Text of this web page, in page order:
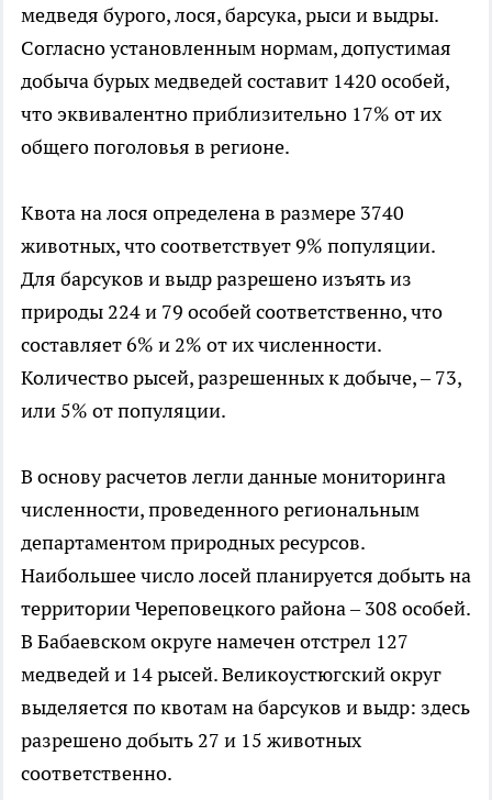
медведя бурого, лося, барсука, рыси и выдры.
Согласно установленным нормам, допустимая
добыча бурых медведей составит 1420 особей,
что эквивалентно приблизительно 17% от их
общего поголовья в регионе.
Квота на лося определена в размере 3740
животных, что соответствует 9% популяции.
Для барсуков и выдр разрешено изъять из
природы 224 и 79 особей соответственно, что
составляет 6% и 2% от их численности.
Количество рысей, разрешенных к добыче, – 73,
или 5% от популяции.
В основу расчетов легли данные мониторинга
численности, проведенного региональным
департаментом природных ресурсов.
Наибольшее число лосей планируется добыть на
территории Череповецкого района – 308 особей.
В Бабаевском округе намечен отстрел 127
медведей и 14 рысей. Великоустюгский округ
выделяется по квотам на барсуков и выдр: здесь
разрешено добыть 27 и 15 животных
соответственно.